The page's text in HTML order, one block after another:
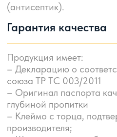
Оставьте свои контакты и менеджер
Обратный
8 (999) 288 58 59
zakaz@ashz.su​
623780, РФ, Свердловская обл.,
г. Артемовский, ул. Разведчиков,